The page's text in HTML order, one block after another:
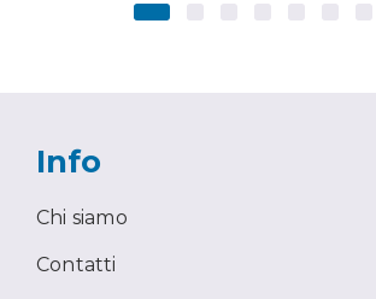
Info
Chi siamo
Contatti